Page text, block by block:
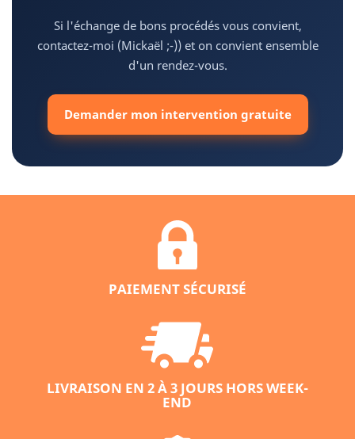
Si l'échange de bons procédés vous convient,
contactez-moi (Mickaël ;-)) et on convient ensemble
d'un rendez-vous.
Demander mon intervention gratuite
PAIEMENT SÉCURISÉ
LIVRAISON EN 2 À 3 JOURS HORS WEEK-
END